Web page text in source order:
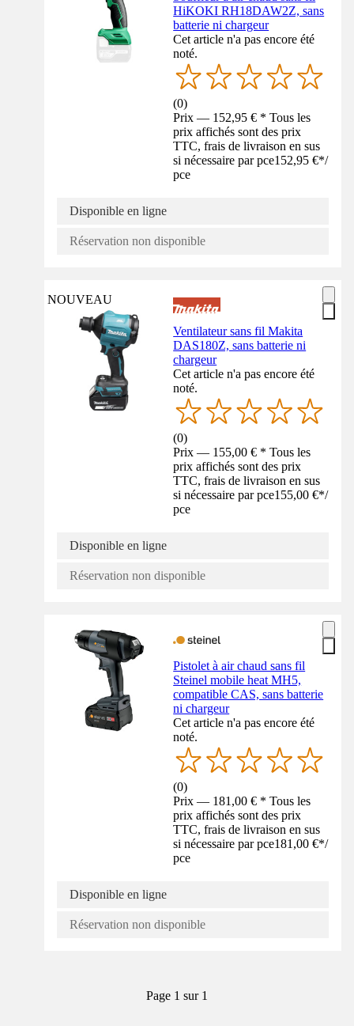
HiKOKI RH18DAW2Z, sans
batterie ni chargeur
Cet article n'a pas encore été
noté.
(0)
Prix — 152,95 € * Tous les
prix affichés sont des prix
TTC, frais de livraison en sus
si nécessaire par pce152,95 €*/
pce
Disponible en ligne
Réservation non disponible
NOUVEAU
Ventilateur sans fil Makita
DAS180Z, sans batterie ni
chargeur
Cet article n'a pas encore été
noté.
(0)
Prix — 155,00 € * Tous les
prix affichés sont des prix
TTC, frais de livraison en sus
si nécessaire par pce155,00 €*/
pce
Disponible en ligne
Réservation non disponible
Pistolet à air chaud sans fil
Steinel mobile heat MH5,
compatible CAS, sans batterie
ni chargeur
Cet article n'a pas encore été
noté.
(0)
Prix — 181,00 € * Tous les
prix affichés sont des prix
TTC, frais de livraison en sus
si nécessaire par pce181,00 €*/
pce
Disponible en ligne
Réservation non disponible
Page 1 sur 1